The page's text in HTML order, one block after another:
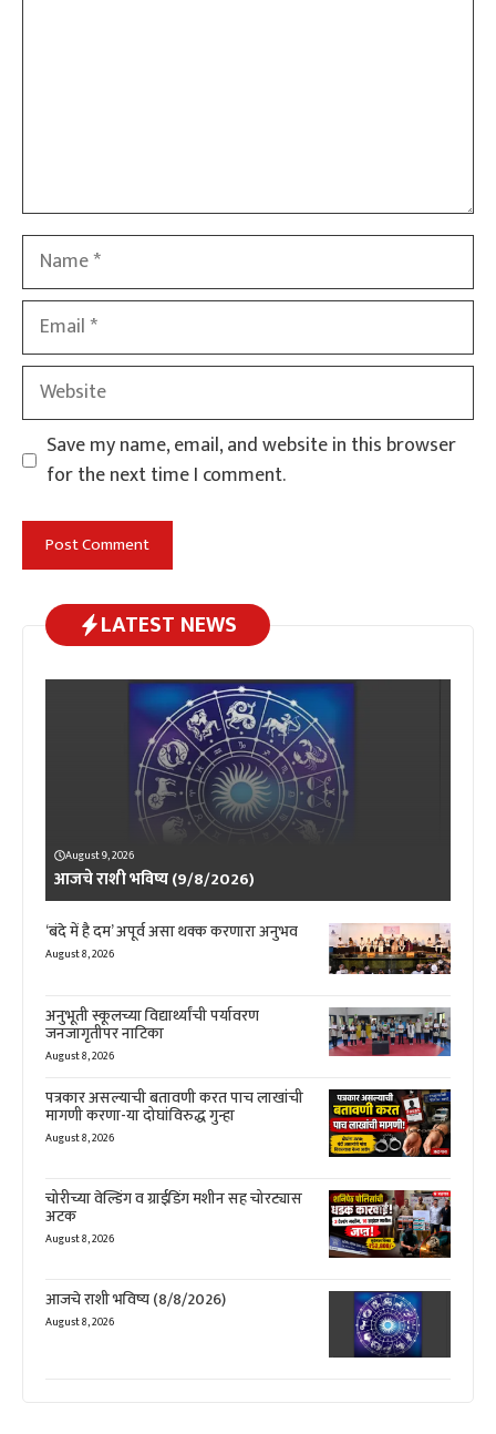
Name
Email
Website
Save my name, email, and website in this browser
for the next time I comment.
LATEST NEWS
August 9, 2026
आजचे राशी भविष्य (9/8/2026)
‘बंदे में है दम’ अपूर्व असा थक्क करणारा अनुभव
August 8, 2026
अनुभूती स्कूलच्या विद्यार्थ्यांची पर्यावरण
जनजागृतीपर नाटिका
August 8, 2026
पत्रकार असल्याची बतावणी करत पाच लाखांची
मागणी करणा-या दोघांविरुद्ध गुन्हा
August 8, 2026
चोरीच्या वेल्डिंग व ग्राईडिंग मशीन सह चोरट्यास
अटक
August 8, 2026
आजचे राशी भविष्य (8/8/2026)
August 8, 2026